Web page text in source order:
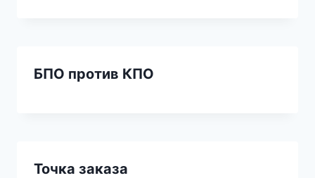
БПО против КПО
Точка заказа